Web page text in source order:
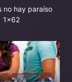
no hay paraíso
1x62